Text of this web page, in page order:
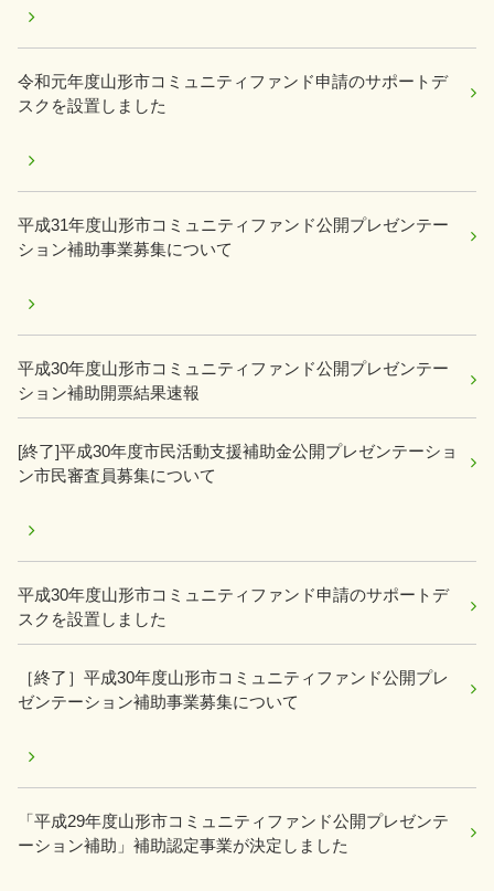
令和元年度山形市コミュニティファンド申請のサポートデ
スクを設置しました
平成31年度山形市コミュニティファンド公開プレゼンテー
ション補助事業募集について
平成30年度山形市コミュニティファンド公開プレゼンテー
ション補助開票結果速報
[終了]平成30年度市民活動支援補助金公開プレゼンテーショ
ン市民審査員募集について
平成30年度山形市コミュニティファンド申請のサポートデ
スクを設置しました
［終了］平成30年度山形市コミュニティファンド公開プレ
ゼンテーション補助事業募集について
「平成29年度山形市コミュニティファンド公開プレゼンテ
ーション補助」補助認定事業が決定しました